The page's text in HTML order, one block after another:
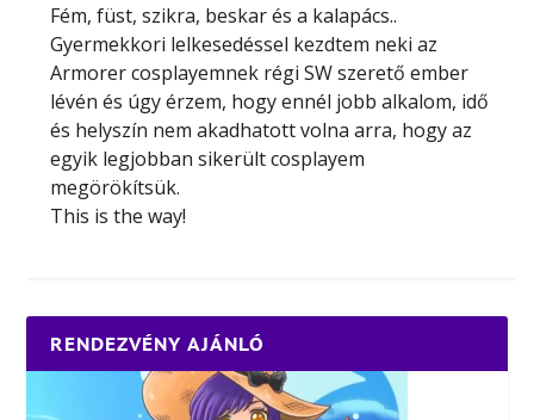
Fém, füst, szikra, beskar és a kalapács..
Gyermekkori lelkesedéssel kezdtem neki az
Armorer cosplayemnek régi SW szerető ember
lévén és úgy érzem, hogy ennél jobb alkalom, idő
és helyszín nem akadhatott volna arra, hogy az
egyik legjobban sikerült cosplayem
megörökítsük.
This is the way!
RENDEZVÉNY AJÁNLÓ